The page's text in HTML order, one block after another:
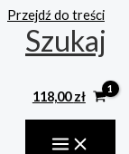
Przejdź do treści
Szukaj
118,00zł